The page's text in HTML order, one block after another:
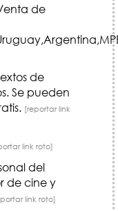
de
de
Se pueden
[reportar link
link roto]
del
de cine y
link roto]